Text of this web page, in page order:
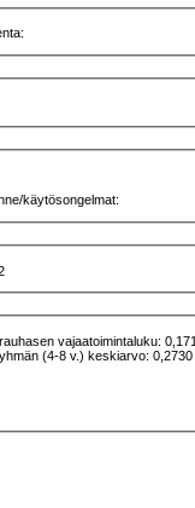
käytösongelmat:
vajaatoimintaluku:
(4-8 v.) keskiarvo: 0,2730